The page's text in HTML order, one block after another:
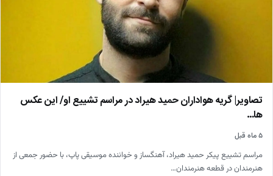
تصاویر| گریه هواداران حمید هیراد در مراسم تشییع او/ این عکس
ها…
۵ ماه قبل
مراسم تشییع پیکر حمید هیراد، آهنگساز و خواننده موسیقی پاپ، با حضور جمعی از
هنرمندان در قطعه هنرمندان…